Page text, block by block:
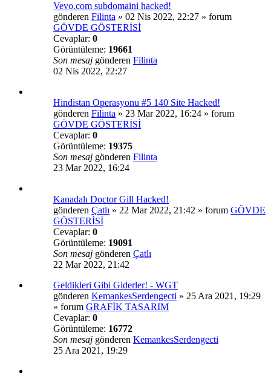
Vevo.com subdomaini hacked!
gönderen Filinta » 02 Nis 2022, 22:27 » forum
GÖVDE GÖSTERİSİ
Cevaplar: 0
Görüntüleme: 19661
Son mesaj gönderen Filinta
02 Nis 2022, 22:27
Hindistan Operasyonu #5 140 Site Hacked!
gönderen Filinta » 23 Mar 2022, 16:24 » forum
GÖVDE GÖSTERİSİ
Cevaplar: 0
Görüntüleme: 19375
Son mesaj gönderen Filinta
23 Mar 2022, 16:24
Kanadalı Doctor Gill Hacked!
gönderen Çatlı » 22 Mar 2022, 21:42 » forum GÖVDE
GÖSTERİSİ
Cevaplar: 0
Görüntüleme: 19091
Son mesaj gönderen Çatlı
22 Mar 2022, 21:42
Geldikleri Gibi Giderler! - WGT
gönderen KemankesSerdengecti » 25 Ara 2021, 19:29
» forum GRAFİK TASARIM
Cevaplar: 0
Görüntüleme: 16772
Son mesaj gönderen KemankesSerdengecti
25 Ara 2021, 19:29